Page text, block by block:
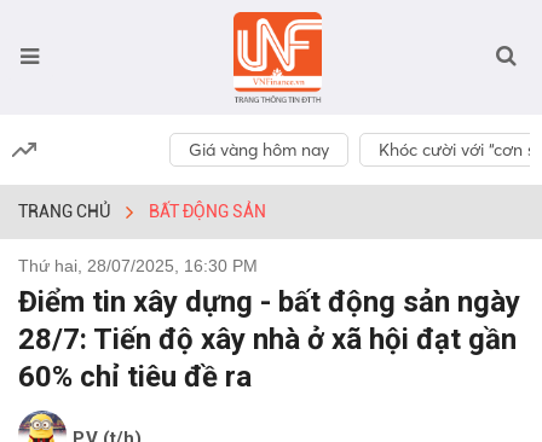
Giá vàng hôm nay Khóc cười với “cơn
TRANG CHỦ BẤT ĐỘNG SẢN
Thứ hai, 28/07/2025, 16:30 PM
Điểm tin xây dựng - bất động sản ngày
28/7: Tiến độ xây nhà ở xã hội đạt gần
60% chỉ tiêu đề ra